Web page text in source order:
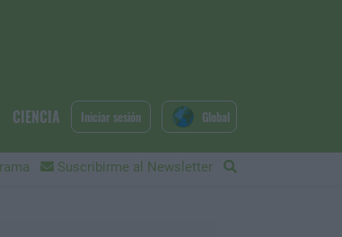
CIENCIA
Suscribirme al Newsletter
Iniciar sesión Global